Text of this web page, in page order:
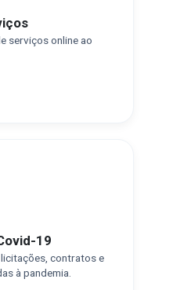
serviços online ao
19
contratos e
à pandemia.